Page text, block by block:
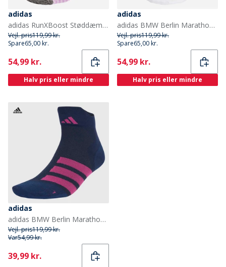
adidas
adidas RunXBoost Støddæmpende Løbestrømper i Crew Snit Powder Plum/Aurora Plum/Purple Burst
Vejl. pris119,99 kr.
Spare65,00 kr.
Current
54,99 kr.
Halv pris eller mindre
adidas
adidas BMW Berlin Marathon 2025 Tre Pak Løbestrømper Hvid/Halo Silver/Collegiate Navy
Vejl. pris119,99 kr.
Spare65,00 kr.
Current
54,99 kr.
Halv pris eller mindre
adidas
adidas BMW Berlin Marathon 2025 Løbestrømper Collegiate Collegiate Navy/Semi Green Spark
Vejl. pris119,99 kr.
Var54,99 kr.
Current
39,99 kr.